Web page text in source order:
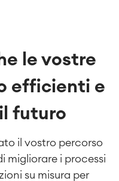
le vostre
efficienti e
futuro
il vostro percorso
migliorare i processi
su misura per